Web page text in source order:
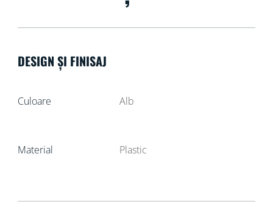
DESIGN ȘI FINISAJ
Culoare Alb
Material Plastic